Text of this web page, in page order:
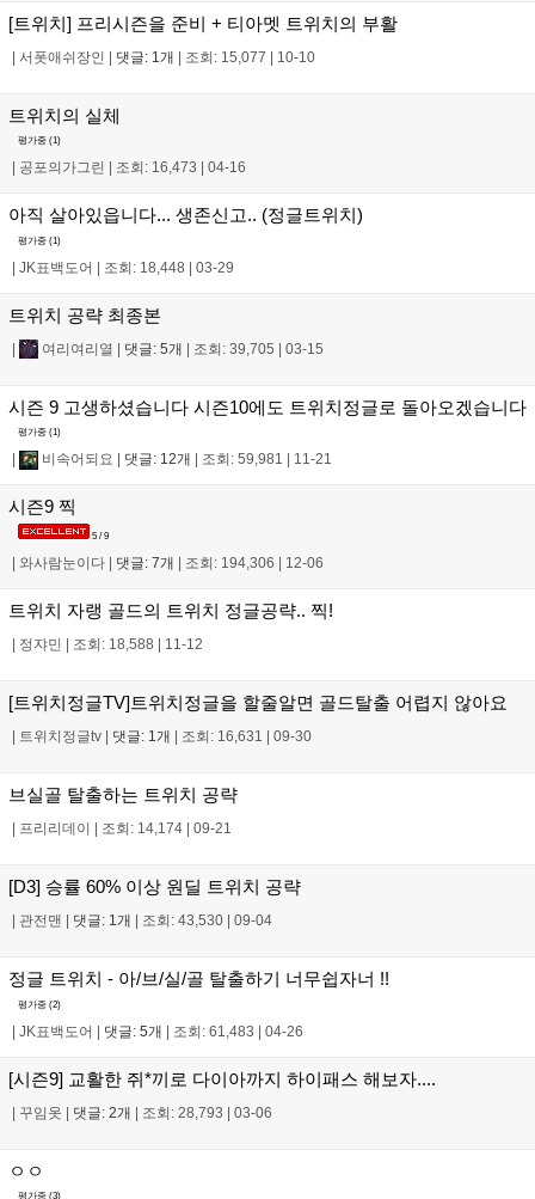
[트위치] 프리시즌을 준비 + 티아멧 트위치의 부활
| 서폿애쉬장인 | 댓글: 1개 | 조회: 15,077 | 10-10
트위치의 실체
평가중 (1)
공포의가그린 조회: 16,473 04-16
아직 살아있읍니다... 생존신고.. (정글트위치)
평가중 (1)
| JK표백도어 | 조회: 18,448 | 03-29
트위치 공략 최종본
| 여리여리열 | 댓글: 5개 | 조회: 39,705 | 03-15
시즌 9 고생하셨습니다 시즌10에도 트위치정글로 돌아오겠습니다
평가중 (1)
| 비속어되요 | 댓글: 12개 | 조회: 59,981 | 11-21
시즌9 찍
5 / 9
와사람눈이다 댓글: 7개 조회: 194,306 12-06
트위치 자랭 골드의 트위치 정글공략.. 찍!
정쟈민 조회: 18,588 11-12
[트위치정글TV]트위치정글을 할줄알면 골드탈출 어렵지 않아요
트위치정글tv 댓글: 1개 조회: 16,631 09-30
브실골 탈출하는 트위치 공략
프리리데이 조회: 14,174 09-21
[D3] 승률 60% 이상 원딜 트위치 공략
관전맨 댓글: 1개 조회: 43,530 09-04
정글 트위치 - 아/브/실/골 탈출하기 너무쉽자너 !!
평가중 (2)
| JK표백도어 | 댓글: 5개 | 조회: 61,483 | 04-26
[시즌9] 교활한 쥐*끼로 다이아까지 하이패스 해보자....
| 꾸임옷 | 댓글: 2개 | 조회: 28,793 | 03-06
ㅇㅇ
평가중 (3)